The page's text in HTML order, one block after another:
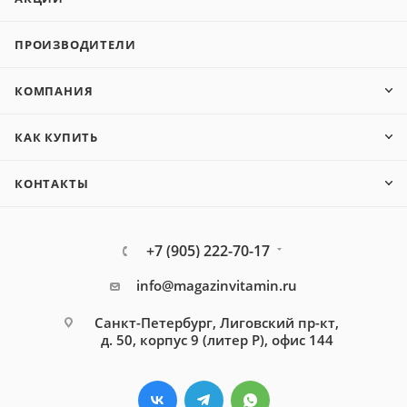
ПРОИЗВОДИТЕЛИ
КОМПАНИЯ
КАК КУПИТЬ
КОНТАКТЫ
+7 (905) 222-70-17
info@magazinvitamin.ru
Санкт-Петербург, Лиговский пр-кт,
д. 50, корпус 9 (литер Р), офис 144